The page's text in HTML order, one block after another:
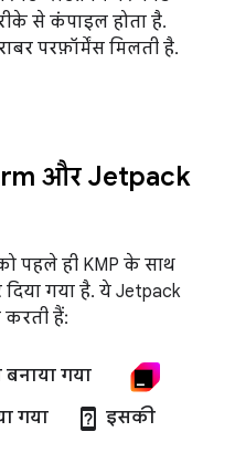
से कंपाइल होता है.
परफ़ॉर्मेंस मिलती है.
और Jetpack
पहले ही KMP के साथ
गया है. ये Jetpack
करती हैं:
गया
गया
device_unknown इसकी